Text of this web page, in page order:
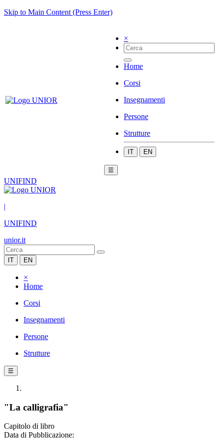
Skip to Main Content (Press Enter)
×
Home
Corsi
Insegnamenti
Persone
Strutture
IT EN
☰
UNIFIND
|
UNIFIND
unior.it
IT EN
×
Home
Corsi
Insegnamenti
Persone
Strutture
☰
"La calligrafia"
Capitolo di libro
Data di Pubblicazione: